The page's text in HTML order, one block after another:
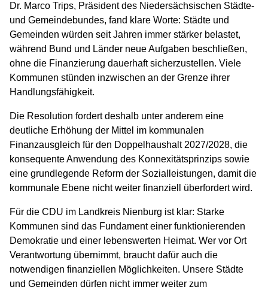
Dr. Marco Trips, Präsident des Niedersächsischen Städte-
und Gemeindebundes, fand klare Worte: Städte und
Gemeinden würden seit Jahren immer stärker belastet,
während Bund und Länder neue Aufgaben beschließen,
ohne die Finanzierung dauerhaft sicherzustellen. Viele
Kommunen stünden inzwischen an der Grenze ihrer
Handlungsfähigkeit.
Die Resolution fordert deshalb unter anderem eine
deutliche Erhöhung der Mittel im kommunalen
Finanzausgleich für den Doppelhaushalt 2027/2028, die
konsequente Anwendung des Konnexitätsprinzips sowie
eine grundlegende Reform der Sozialleistungen, damit die
kommunale Ebene nicht weiter finanziell überfordert wird.
Für die CDU im Landkreis Nienburg ist klar: Starke
Kommunen sind das Fundament einer funktionierenden
Demokratie und einer lebenswerten Heimat. Wer vor Ort
Verantwortung übernimmt, braucht dafür auch die
notwendigen finanziellen Möglichkeiten. Unsere Städte
und Gemeinden dürfen nicht immer weiter zum